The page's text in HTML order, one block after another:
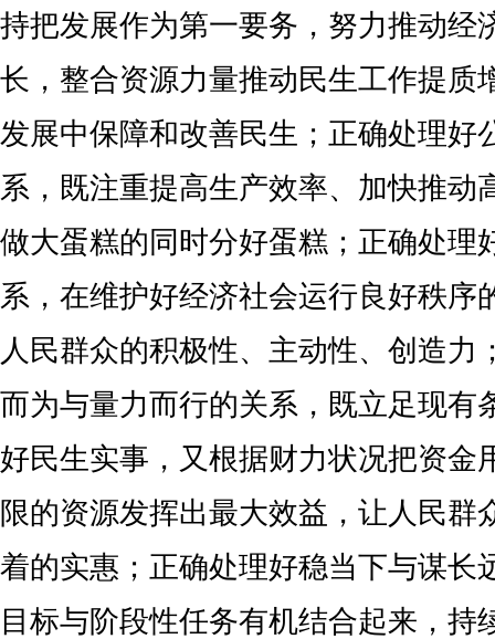
持把发展作为第一要务，努力推动经
长，整合资源力量推动民生工作提质
发展中保障和改善民生；正确处理好
系，既注重提高生产效率、加快推动
做大蛋糕的同时分好蛋糕；正确处理
系，在维护好经济社会运行良好秩序
人民群众的积极性、主动性、创造力
而为与量力而行的关系，既立足现有
好民生实事，又根据财力状况把资金
限的资源发挥出最大效益，让人民群
着的实惠；正确处理好稳当下与谋长
目标与阶段性任务有机结合起来，持